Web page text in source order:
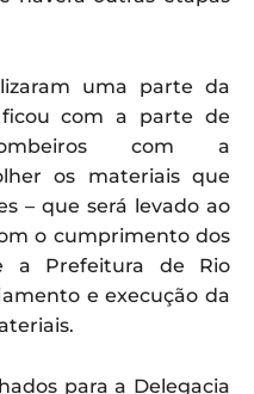
uma parte da
ficou com a parte de
com a
os materiais que
– que será levado ao
o cumprimento dos
a Prefeitura de Rio
e execução da
para a Delegacia